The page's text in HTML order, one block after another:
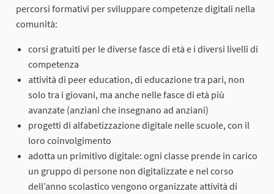
percorsi formativi per sviluppare competenze digitali nella
comunità:
corsi gratuiti per le diverse fasce di età e i diversi livelli di
competenza
attività di peer education, di educazione tra pari, non
solo tra i giovani, ma anche nelle fasce di età più
avanzate (anziani che insegnano ad anziani)
progetti di alfabetizzazione digitale nelle scuole, con il
loro coinvolgimento
adotta un primitivo digitale: ogni classe prende in carico
un gruppo di persone non digitalizzate e nel corso
dell’anno scolastico vengono organizzate attività di